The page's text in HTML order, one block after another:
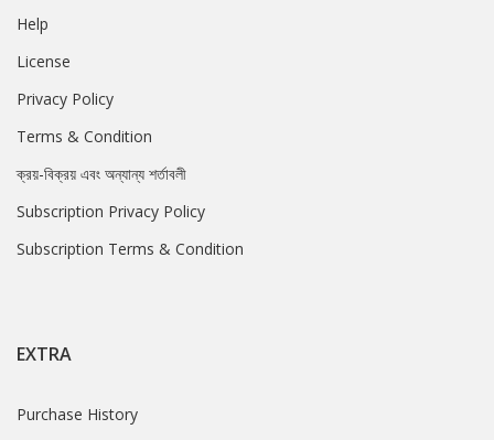
Help
License
Privacy Policy
Terms & Condition
ক্রয়-বিক্রয় এবং অন্যান্য শর্তাবলী
Subscription Privacy Policy
Subscription Terms & Condition
EXTRA
Purchase History